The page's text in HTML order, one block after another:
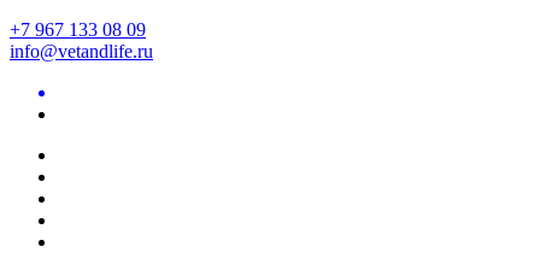
+7 967 133 08 09
info@vetandlife.ru